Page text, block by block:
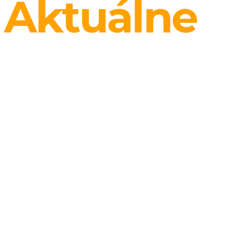
Aktuálne